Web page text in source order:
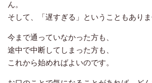
ん。
そして、
「遅すぎる」ということもありま
今まで通っていなかった方も、
途中で中断してしまった方も、
これから始めればよいのです。